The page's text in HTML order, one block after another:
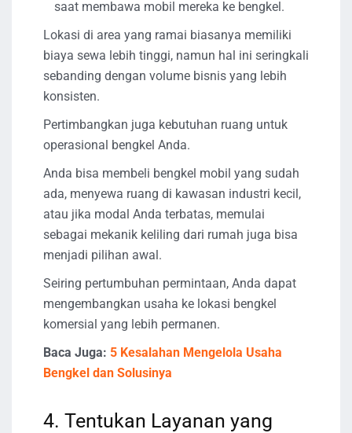
saat membawa mobil mereka ke bengkel.
Lokasi di area yang ramai biasanya memiliki
biaya sewa lebih tinggi, namun hal ini seringkali
sebanding dengan volume bisnis yang lebih
konsisten.
Pertimbangkan juga kebutuhan ruang untuk
operasional bengkel Anda.
Anda bisa membeli bengkel mobil yang sudah
ada, menyewa ruang di kawasan industri kecil,
atau jika modal Anda terbatas, memulai
sebagai mekanik keliling dari rumah juga bisa
menjadi pilihan awal.
Seiring pertumbuhan permintaan, Anda dapat
mengembangkan usaha ke lokasi bengkel
komersial yang lebih permanen.
Baca Juga: 5 Kesalahan Mengelola Usaha
Bengkel dan Solusinya
4. Tentukan Layanan yang